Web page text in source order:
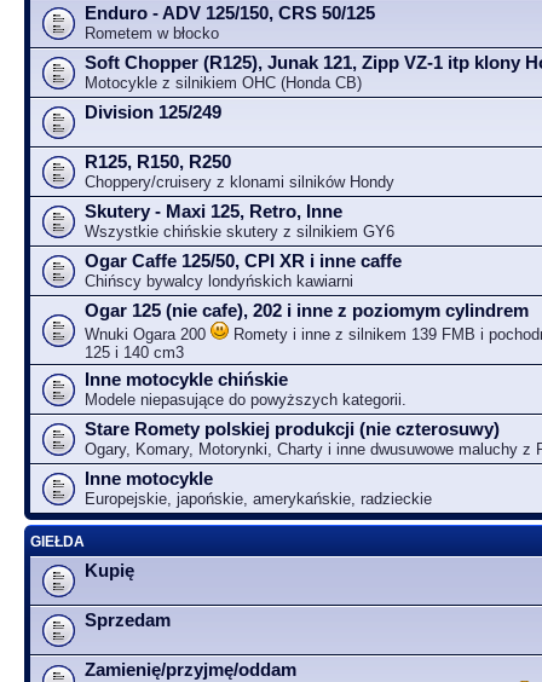
Enduro - ADV 125/150, CRS 50/125
Rometem w błocko
Soft Chopper (R125), Junak 121, Zipp VZ-1 itp klony
Motocykle z silnikiem OHC (Honda CB)
Division 125/249
R125, R150, R250
Choppery/cruisery z klonami silników Hondy
Skutery - Maxi 125, Retro, Inne
Wszystkie chińskie skutery z silnikiem GY6
Ogar Caffe 125/50, CPI XR i inne caffe
Chińscy bywalcy londyńskich kawiarni
Ogar 125 (nie cafe), 202 i inne z poziomym cylindrem
Wnuki Ogara 200
Romety i inne z silnikem 139 FMB i
125 i 140 cm3
Inne motocykle chińskie
Modele niepasujące do powyższych kategorii.
Stare Romety polskiej produkcji (nie czterosuwy)
Ogary, Komary, Motorynki, Charty i inne dwusuwowe maluchy z
Inne motocykle
Europejskie, japońskie, amerykańskie, radzieckie
GIEŁDA
Kupię
Sprzedam
Zamienię/przyjmę/oddam